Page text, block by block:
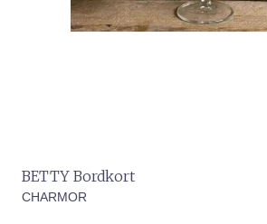
BETTY Bordkort
CHARMOR